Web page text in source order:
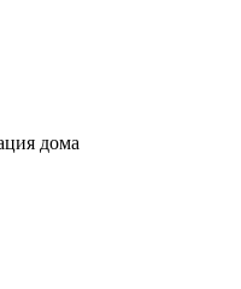
дома